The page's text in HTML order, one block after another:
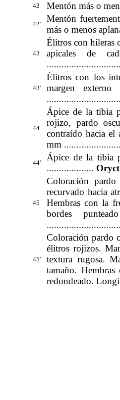
42 Mentón más o
42'
Mentón
más o menos
43
Élitros con hileras
apicales de
43'
Élitros con los
margen
44
Ápice de la tibia
rojizo, pardo
contraído hacia el
mm
44'
Ápice de la tibia
...................
45
Coloración
recurvado hacia
Hembras con la
bordes
45'
Coloración pardo
élitros rojizos.
textura rugosa.
tamaño.
redondeado.